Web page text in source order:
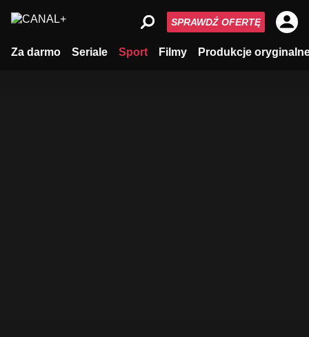
Za darmo Seriale Sport Filmy Produkcje
SPRAWDŹ OFERTĘ